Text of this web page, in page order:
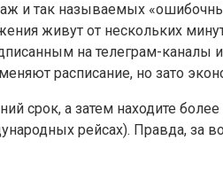
и так называемых
живут от нескольких
на телеграм-
расписание, но зато
срок, а затем находите
рейсах). Правда, за